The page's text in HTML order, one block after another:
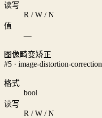
读写
R / W / N
值
—
图像畸变矫正
#5 · image-distortion-correction
格式
bool
读写
R / W / N